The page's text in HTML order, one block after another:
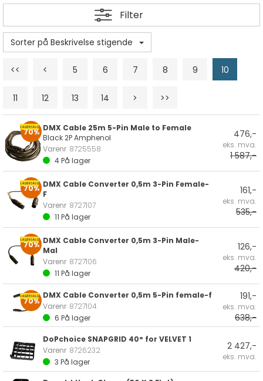
Filter
Sorter på Beskrivelse stigende
<< < 5 6 7 8 9 10
11 12 13 14 > >>
70% DMX Cable 25m 5-Pin Male to Female
Black 2P Amphenol
Varenr 8725558
4På lager
476,-
eks. mva.
1 587,-
70% DMX Cable Converter 0,5m 3-Pin Female-
F
Varenr 8727107
11 På lager
161,-
eks. mva.
535,-
70% DMX Cable Converter 0,5m 3-Pin Male-
Mal
Varenr 8727106
11 På lager
126,-
eks. mva.
420,-
70%
DMX Cable Converter 0,5m 5-Pin female-f
Varenr 8727104
6 På lager
191,-
eks. mva.
638,-
DoPchoice SNAPGRID 40° for VELVET 1
Varenr 8726232
3 På lager
2 427,-
eks. mva.